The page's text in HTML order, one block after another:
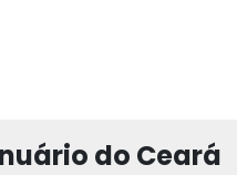
do Ceará